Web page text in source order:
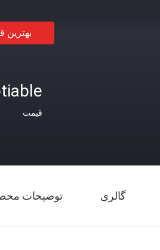
بهترین
قیمت
گالری توضیحات